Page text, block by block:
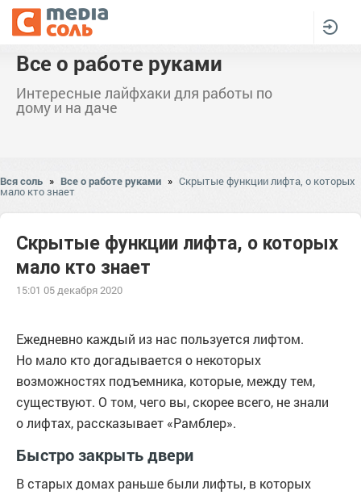
Все о работе руками
Интересные лайфхаки для работы по
дому и на даче
Вся соль » Все о работе руками » Скрытые функции лифта, о которых
мало кто знает
Скрытые функции лифта, о которых
мало кто знает
15:01 05 декабря 2020
Ежедневно каждый из нас пользуется лифтом.
Но мало кто догадывается о некоторых
возможностях подъемника, которые, между тем,
существуют. О том, чего вы, скорее всего, не знали
о лифтах, рассказывает «Рамблер».
Быстро закрыть двери
В старых домах раньше были лифты, в которых